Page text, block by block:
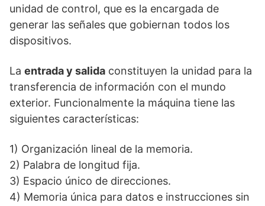
unidad de control, que es la encargada de
generar las señales que gobiernan todos los
dispositivos.
La entrada y salida constituyen la unidad para la
transferencia de información con el mundo
exterior. Funcionalmente la máquina tiene las
siguientes características:
1) Organización lineal de la memoria.
2) Palabra de longitud fija.
3) Espacio único de direcciones.
4) Memoria única para datos e instrucciones sin